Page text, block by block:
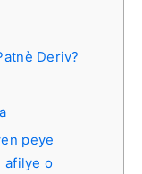
Deriv?
peye
afilye o